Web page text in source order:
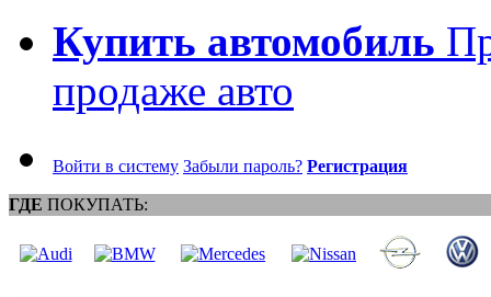
Купить автомобиль
продаже авто
Войти в систему Забыли пароль? Регистрация
ГДЕ ПОКУПАТЬ: